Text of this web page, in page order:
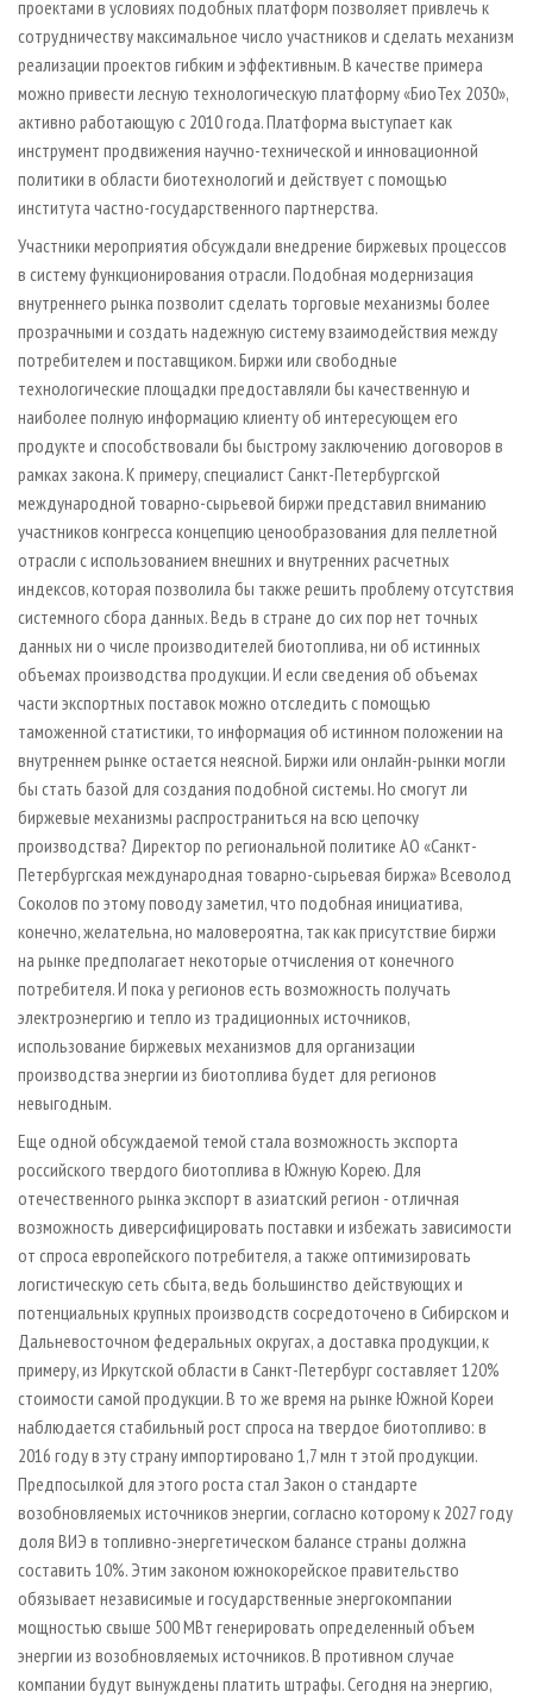
проектами в условиях подобных платформ позволяет привлечь к
сотрудничеству максимальное число участников и сделать механизм
реализации проектов гибким и эффективным. В качестве примера
можно привести лесную технологическую платформу «БиоТех 2030»,
активно работающую с 2010 года. Платформа выступает как
инструмент продвижения научно-технической и инновационной
политики в области биотехнологий и действует с помощью
института частно-государственного партнерства.
Участники мероприятия обсуждали внедрение биржевых процессов
в систему функционирования отрасли. Подобная модернизация
внутреннего рынка позволит сделать торговые механизмы более
прозрачными и создать надежную систему взаимодействия между
потребителем и поставщиком. Биржи или свободные
технологические площадки предоставляли бы качественную и
наиболее полную информацию клиенту об интересующем его
продукте и способствовали бы быстрому заключению договоров в
рамках закона. К примеру, специалист Санкт-Петербургской
международной товарно-сырьевой биржи представил вниманию
участников конгресса концепцию ценообразования для пеллетной
отрасли с использованием внешних и внутренних расчетных
индексов, которая позволила бы также решить проблему отсутствия
системного сбора данных. Ведь в стране до сих пор нет точных
данных ни о числе производителей биотоплива, ни об истинных
объемах производства продукции. И если сведения об объемах
части экспортных поставок можно отследить с помощью
таможенной статистики, то информация об истинном положении на
внутреннем рынке остается неясной. Биржи или онлайн-рынки могли
бы стать базой для создания подобной системы. Но смогут ли
биржевые механизмы распространиться на всю цепочку
производства? Директор по региональной политике АО «Санкт-
Петербургская международная товарно-сырьевая биржа» Всеволод
Соколов по этому поводу заметил, что подобная инициатива,
конечно, желательна, но маловероятна, так как присутствие биржи
на рынке предполагает некоторые отчисления от конечного
потребителя. И пока у регионов есть возможность получать
электроэнергию и тепло из традиционных источников,
использование биржевых механизмов для организации
производства энергии из биотоплива будет для регионов
невыгодным.
Еще одной обсуждаемой темой стала возможность экспорта
российского твердого биотоплива в Южную Корею. Для
отечественного рынка экспорт в азиатский регион - отличная
возможность диверсифицировать поставки и избежать зависимости
от спроса европейского потребителя, а также оптимизировать
логистическую сеть сбыта, ведь большинство действующих и
потенциальных крупных производств сосредоточено в Сибирском и
Дальневосточном федеральных округах, а доставка продукции, к
примеру, из Иркутской области в Санкт-Петербург составляет 120%
стоимости самой продукции. В то же время на рынке Южной Кореи
наблюдается стабильный рост спроса на твердое биотопливо: в
2016 году в эту страну импортировано 1,7 млн т этой продукции.
Предпосылкой для этого роста стал Закон о стандарте
возобновляемых источников энергии, согласно которому к 2027 году
доля ВИЭ в топливно-энергетическом балансе страны должна
составить 10%. Этим законом южнокорейское правительство
обязывает независимые и государственные энергокомпании
мощностью свыше 500 МВт генерировать определенный объем
энергии из возобновляемых источников. В противном случае
компании будут вынуждены платить штрафы. Сегодня на энергию,